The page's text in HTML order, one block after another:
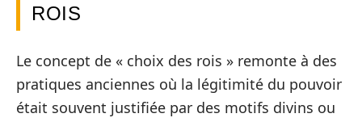
ROIS
Le concept de « choix des rois » remonte à des
pratiques anciennes où la légitimité du pouvoir
était souvent justifiée par des motifs divins ou